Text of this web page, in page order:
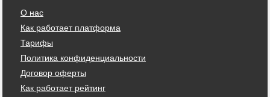
О нас
Как работает платформа
Тарифы
Политика конфиденциальности
Договор оферты
Как работает рейтинг